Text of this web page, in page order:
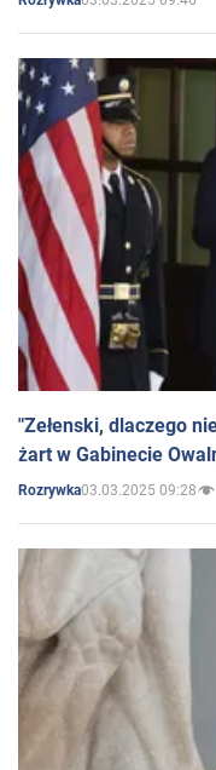
"Zełenski, dlaczego
żart w Gabinecie
Rozrywka03.03.2025 09:28